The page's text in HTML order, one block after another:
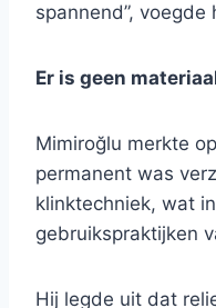
spannend”, voegde
Er is geen
Mimiroğlu merkte
permanent was
klinktechniek, wat
gebruikspraktijken
Hij legde uit dat